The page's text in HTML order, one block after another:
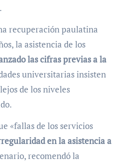
recuperación paulatina
la asistencia de los
las cifras previas a la
universitarias insisten
de los niveles
«fallas de los servicios
en la asistencia a
recomendó la